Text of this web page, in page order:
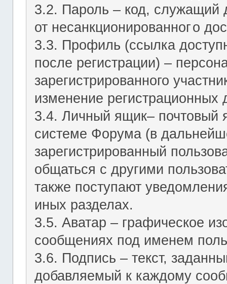
3.2. Пароль – код, служащий
от несанкционированного
3.3. Профиль (ссылка
после регистрации) –
зарегистрированного
изменение регистрационных
3.4. Личный ящик– почтовый
системе Форума (в
зарегистрированный
общаться с другими
также поступают
иных разделах.
3.5. Аватар – графическое
сообщениях под именем
3.6. Подпись – текст,
добавляемый к каждому